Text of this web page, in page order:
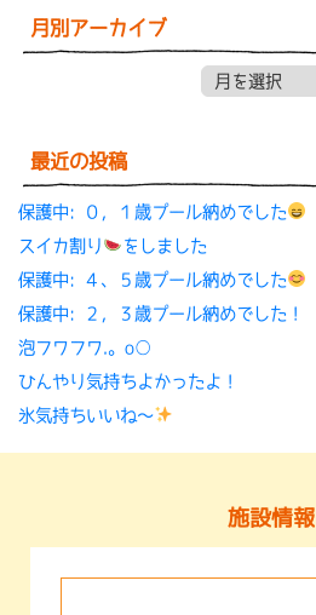
月別アーカイブ
最近の投稿
保護中: ０，１歳プール納めでした
スイカ割り
をしました
保護中: ４、５歳プール納めでした
保護中: ２，３歳プール納めでした！
泡フワフワ.。o○
ひんやり気持ちよかったよ！
氷気持ちいいね〜
施設情報